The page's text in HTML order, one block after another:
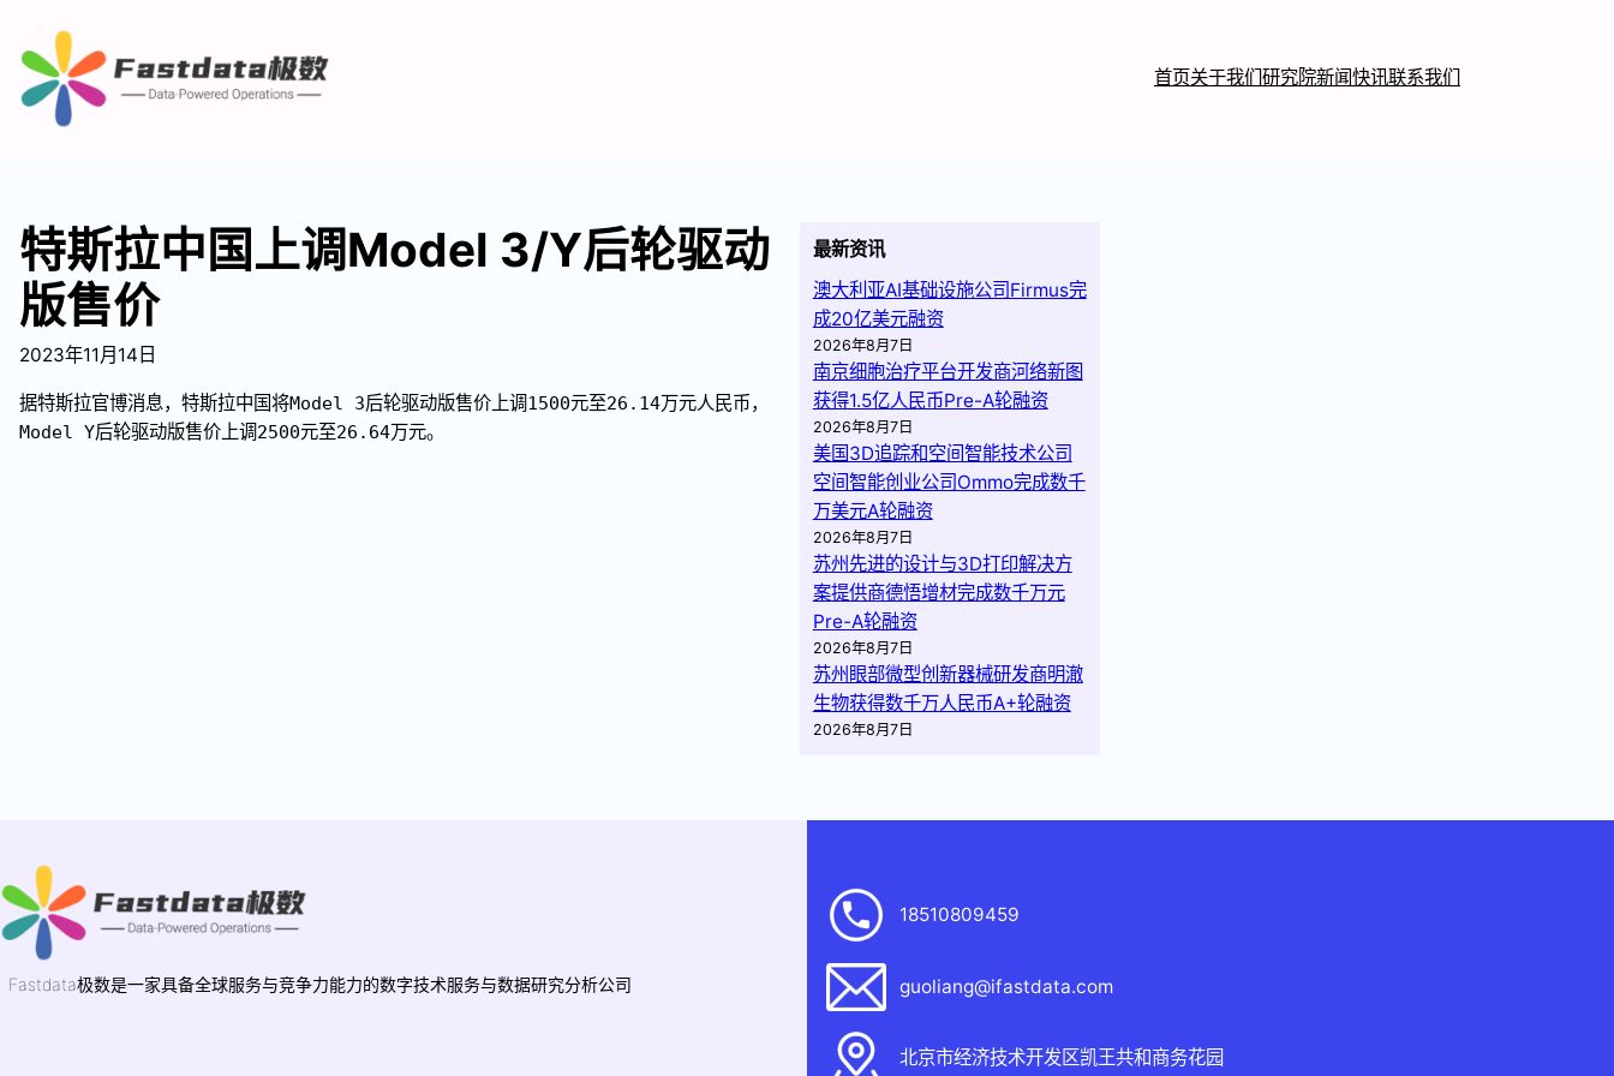
首页关于我们 研究院新闻快讯联系我们
特斯拉中国上调Model 3/Y后轮驱动
版售价
2023年11月14日
据特斯拉官博消息，特斯拉中国将Model 3后轮驱动版售价上调1500元至26.14万元人民币，
Model Y后轮驱动版售价上调2500元至26.64万元。
最新资讯
澳大利亚AI基础设施公司Firmus完
成20亿美元融资
2026年8月7日
南京细胞治疗平台开发商河络新图
获得1.5亿人民币Pre-A轮融资
2026年8月7日
美国3D追踪和空间智能技术公司
空间智能创业公司Ommo完成数千
万美元A轮融资
2026年8月7日
苏州先进的设计与3D打印解决方
案提供商德悟增材完成数千万元
Pre-A轮融资
2026年8月7日
苏州眼部微型创新器械研发商明澈
生物获得数千万人民币A+轮融资
2026年8月7日
Fastdata极数是一家具备全球服务与竞争力能力的数字技术服务与数据研究分析公司
18510809459
guoliang@ifastdata.com
北京市经济技术开发区凯王共和商务花园